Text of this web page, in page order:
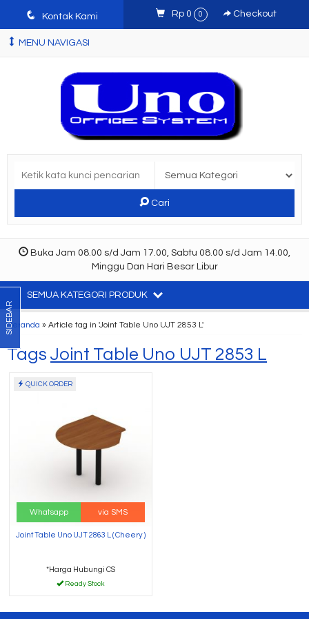
q Kontak Kami Rp 0 0 Checkout
MENU NAVIGASI
Cari
Buka Jam 08.00 s/d Jam 17.00, Sabtu 08.00 s/d Jam 14.00,
Minggu Dan Hari Besar Libur
SEMUA KATEGORI PRODUK
Beranda » Article tag in 'Joint Table Uno UJT 2853 L'
Tags Joint Table Uno UJT 2853 L
QUICK ORDER
Whatsapp via SMS
Joint Table Uno UJT 2863 L ( Cheery )
*Harga Hubungi CS
Ready Stock
SIDEBAR